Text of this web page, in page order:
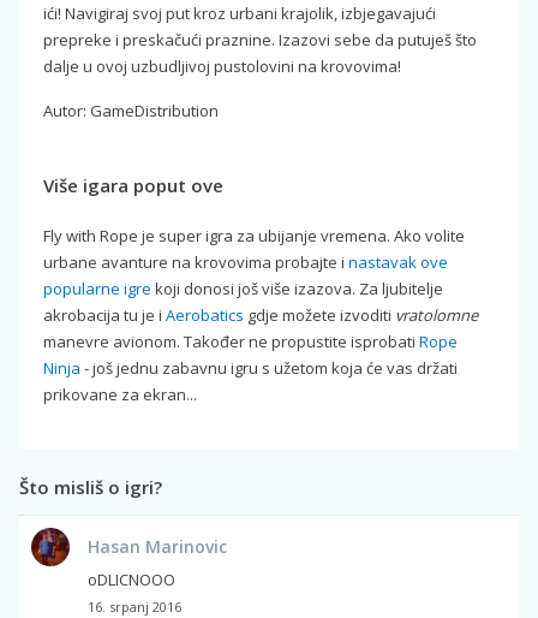
ići! Navigiraj svoj put kroz urbani krajolik, izbjegavajući
prepreke i preskačući praznine. Izazovi sebe da putuješ što
dalje u ovoj uzbudljivoj pustolovini na krovovima!
Autor: GameDistribution
Više igara poput ove
Fly with Rope je super igra za ubijanje vremena. Ako volite
urbane avanture na krovovima probajte i nastavak ove
popularne igre koji donosi još više izazova. Za ljubitelje
akrobacija tu je i Aerobatics gdje možete izvoditi vratolomne
manevre avionom. Također ne propustite isprobati Rope
Ninja - još jednu zabavnu igru s užetom koja će vas držati
prikovane za ekran...
Što misliš o igri?
Hasan Marinovic
oDLICNOOO
16. srpanj 2016